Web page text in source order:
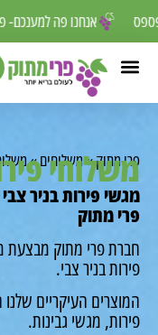
אנחנו פה לפספס
0
»משלוחים»משלוחי
פירות
פירות בניר צבי |
מתוק
פרי מתוק מבצעת
בניר צבי.
העיקריים שלנו הם:
מגשי גבינות.